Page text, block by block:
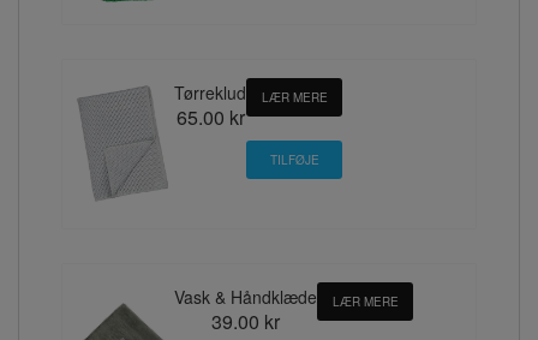
Tørreklud
65.00 kr
LÆR MERE
Vask & Håndklæde
39.00 kr
LÆR MERE